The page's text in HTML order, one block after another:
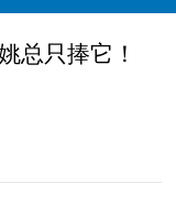
总只捧它！